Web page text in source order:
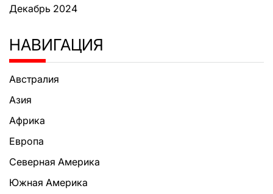
Декабрь 2024
НАВИГАЦИЯ
Австралия
Азия
Африка
Европа
Северная Америка
Южная Америка